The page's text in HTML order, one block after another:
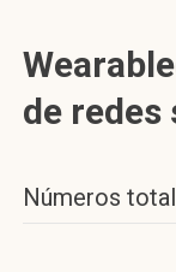
de redes
Números